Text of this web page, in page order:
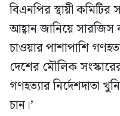
বিএনপির স্থায়ী
আহ্বান জানিয়ে সারজিস
চাওয়ার পাশাপাশি
দেশের মৌলিক
গণহত্যার নির্দেশদাতা
চান।’